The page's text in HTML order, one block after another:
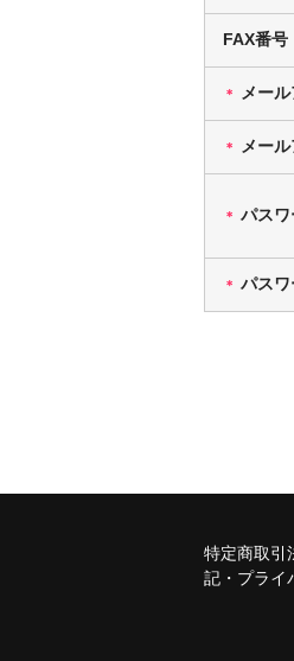
FAX番号
＊ メー
＊ メー
＊ パスワ
＊ パス
特定商取引
記・プライ